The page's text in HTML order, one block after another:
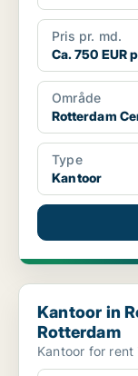
Pris pr. md.
Ca. 750 EUR
Område
Rotterdam
Type
Kantoor
Kantoor in
Kantoor in
Rotterdam
Kantoor for rent